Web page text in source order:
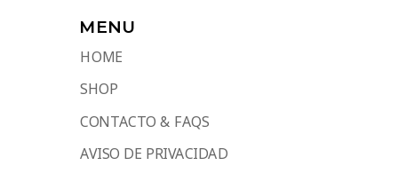
MENU
HOME
SHOP
CONTACTO & FAQS
AVISO DE PRIVACIDAD